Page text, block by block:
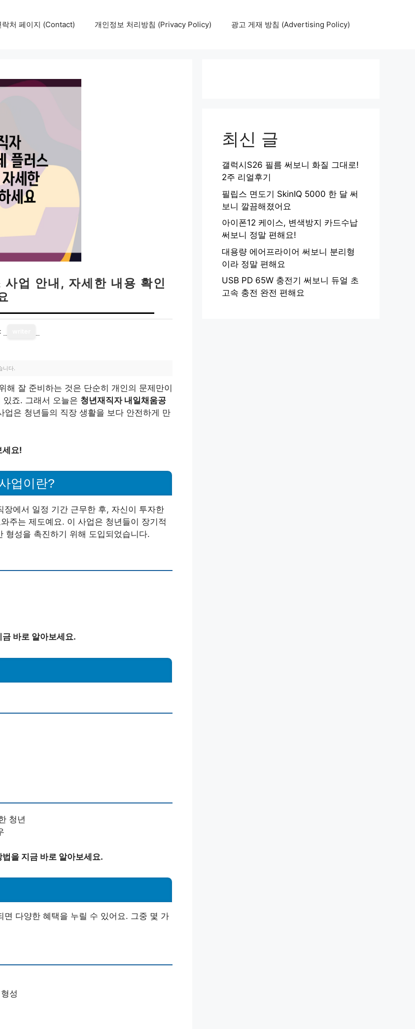
락처 페이지 (Contact) 개인정보 처리방침 (Privacy Policy) 광고 게재 방침 (Advertising Policy)
업 안내, 자세한 내용 확인
니다.
해 잘 준비하는 것은 단순히 개인의 문제만이
죠. 그래서 오늘은 청년재직자 내일채움공
업은 청년들의 직장 생활을 보다 안전하게 만
세요!
업이란?
에서 일정 기간 근무한 후, 자신이 투자한
주는 제도예요. 이 사업은 청년들이 장기적
형성을 촉진하기 위해 도입되었습니다.
바로 알아보세요.
청년
을 지금 바로 알아보세요.
다양한 혜택을 누릴 수 있어요. 그중 몇 가
성
최신 글
갤럭시S26 필름 써보니 화질 그대로!
2주 리얼후기
필립스 면도기 SkinIQ 5000 한 달 써
보니 깔끔해졌어요
아이폰12 케이스, 변색방지 카드수납
써보니 정말 편해요!
대용량 에어프라이어 써보니 분리형
이라 정말 편해요
USB PD 65W 충전기 써보니 듀얼 초
고속 충전 완전 편해요